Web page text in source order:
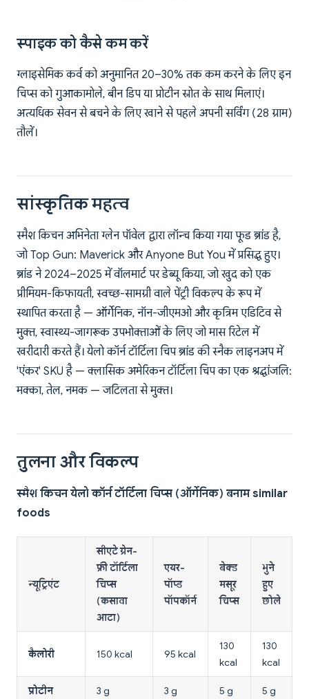
स्पाइक को कैसे कम करें
ग्लाइसेमिक कर्व को अनुमानित 20–30% तक कम करने के लिए इन
चिप्स को गुआकामोले, बीन डिप या प्रोटीन स्रोत के साथ मिलाएं।
अत्यधिक सेवन से बचने के लिए खाने से पहले अपनी सर्विंग (28 ग्राम)
तौलें।
सांस्कृतिक महत्व
स्मैश किचन अभिनेता ग्लेन पॉवेल द्वारा लॉन्च किया गया फूड ब्रांड है,
जो Top Gun: Maverick और Anyone But You में प्रसिद्ध हुए।
ब्रांड ने 2024–2025 में वॉलमार्ट पर डेब्यू किया, जो खुद को एक
प्रीमियम-किफायती, स्वच्छ-सामग्री वाले पेंट्री विकल्प के रूप में
स्थापित करता है — ऑर्गेनिक, नॉन-जीएमओ और कृत्रिम एडिटिव से
मुक्त, स्वास्थ्य-जागरूक उपभोक्ताओं के लिए जो मास रिटेल में
खरीदारी करते हैं। येलो कॉर्न टॉर्टिला चिप ब्रांड की स्नैक लाइनअप में
'एंकर' SKU है — क्लासिक अमेरिकन टॉर्टिला चिप का एक श्रद्धांजलि:
मक्का, तेल, नमक — जटिलता से मुक्त।
तुलना और विकल्प
स्मैश किचन येलो कॉर्न टॉर्टिला चिप्स (ऑर्गेनिक) बनाम similar
foods
न्यूट्रिएंट
सीएटे ग्रेन-
फ्री टॉर्टिला
चिप्स
(कसावा
आटा)
एयर-
पॉप्ड
पॉपकॉर्न
बेक्ड
मसूर
चिप्स
भुने
हुए
छोले
कैलोरी 150 kcal 95 kcal
130
kcal
130
kcal
प्रोटीन 3 g 3 g 5 g 5 g